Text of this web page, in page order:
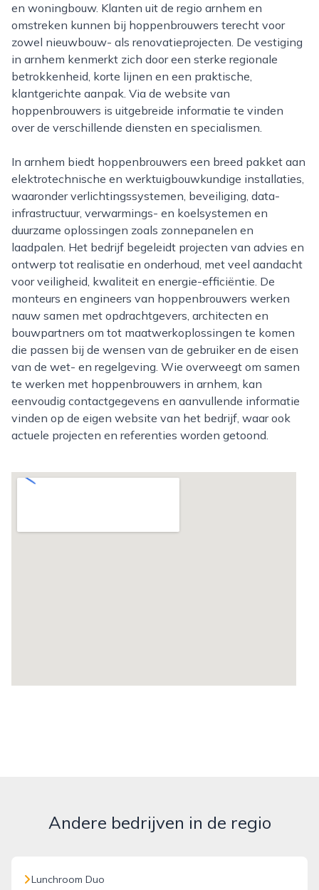
en woningbouw. Klanten uit de regio arnhem en
omstreken kunnen bij hoppenbrouwers terecht voor
zowel nieuwbouw- als renovatieprojecten. De vestiging
in arnhem kenmerkt zich door een sterke regionale
betrokkenheid, korte lijnen en een praktische,
klantgerichte aanpak. Via de website van
hoppenbrouwers is uitgebreide informatie te vinden
over de verschillende diensten en specialismen.
In arnhem biedt hoppenbrouwers een breed pakket aan
elektrotechnische en werktuigbouwkundige installaties,
waaronder verlichtingssystemen, beveiliging, data-
infrastructuur, verwarmings- en koelsystemen en
duurzame oplossingen zoals zonnepanelen en
laadpalen. Het bedrijf begeleidt projecten van advies en
ontwerp tot realisatie en onderhoud, met veel aandacht
voor veiligheid, kwaliteit en energie-efficiëntie. De
monteurs en engineers van hoppenbrouwers werken
nauw samen met opdrachtgevers, architecten en
bouwpartners om tot maatwerkoplossingen te komen
die passen bij de wensen van de gebruiker en de eisen
van de wet- en regelgeving. Wie overweegt om samen
te werken met hoppenbrouwers in arnhem, kan
eenvoudig contactgegevens en aanvullende informatie
vinden op de eigen website van het bedrijf, waar ook
actuele projecten en referenties worden getoond.
Andere bedrijven in de regio
Lunchroom Duo